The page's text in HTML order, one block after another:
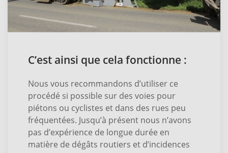
C’est ainsi que cela fonctionne :
Nous vous recommandons d’utiliser ce
procédé si possible sur des voies pour
piétons ou cyclistes et dans des rues peu
fréquentées. Jusqu’à présent nous n’avons
pas d’expérience de longue durée en
matière de dégâts routiers et d’incidences